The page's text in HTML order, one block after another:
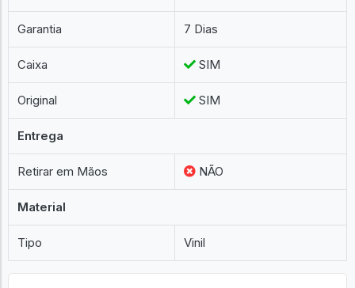
Garantia 7 Dias
Caixa SIM
Original SIM
Entrega
Retirar em Mãos NÃO
Material
Tipo Vinil